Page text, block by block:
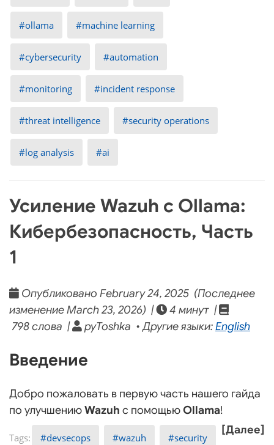
ollama machine learning
cybersecurity automation
monitoring incident response
threat intelligence security operations
log analysis ai
Усиление Wazuh с Ollama:
Кибербезопасность, Часть
1
Опубликовано February 24, 2025 (Последнее
изменение March 23, 2026) |
4 минут |
798 слова |
pyToshka • Другие языки:English
Введение
Добро пожаловать в первую часть нашего гайда
по улучшениюWazuh с помощьюOllama!
[Далее]
devsecops wazuh security